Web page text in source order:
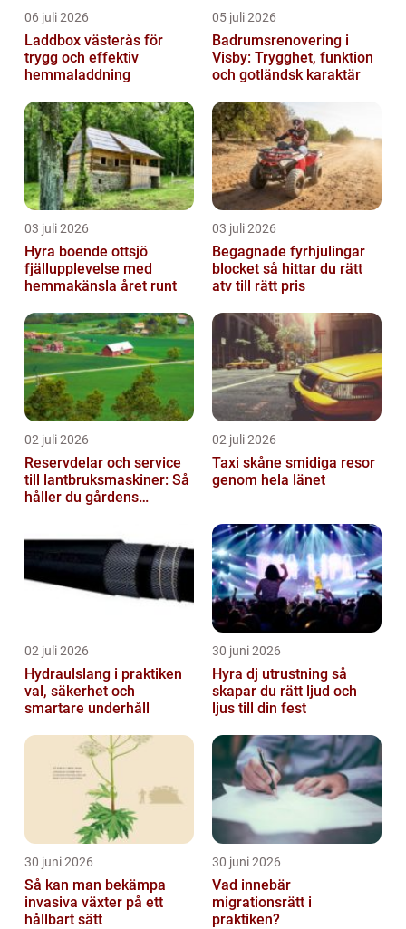
06 juli 2026
Laddbox västerås för
trygg och effektiv
hemmaladdning
05 juli 2026
Badrumsrenovering i
Visby: Trygghet, funktion
och gotländsk karaktär
03 juli 2026
Hyra boende ottsjö
fjällupplevelse med
hemmakänsla året runt
03 juli 2026
Begagnade fyrhjulingar
blocket så hittar du rätt
atv till rätt pris
02 juli 2026
Reservdelar och service
till lantbruksmaskiner: Så
håller du gårdens
02 juli 2026
Taxi skåne smidiga resor
genom hela länet
02 juli 2026
Hydraulslang i praktiken
val, säkerhet och
smartare underhåll
30 juni 2026
Hyra dj utrustning så
skapar du rätt ljud och
ljus till din fest
30 juni 2026
Så kan man bekämpa
invasiva växter på ett
hållbart sätt
30 juni 2026
Vad innebär
migrationsrätt i
praktiken?